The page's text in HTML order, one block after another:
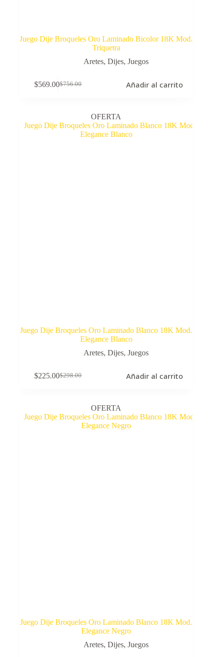
Juego Dije Broqueles Oro Laminado Bicolor 18K Mod.
Triquetra
Aretes, Dijes, Juegos
$756.00
El
$756.00.
$569.00El
$569.00.
Añadir al carrito
OFERTA
Juego Dije Broqueles Oro Laminado Blanco 18K Mod.
Elegance Blanco
Aretes, Dijes, Juegos
$298.00
El
$298.00.
$225.00El
$225.00.
Añadir al carrito
OFERTA
Juego Dije Broqueles Oro Laminado Blanco 18K Mod.
Elegance Negro
Aretes, Dijes, Juegos